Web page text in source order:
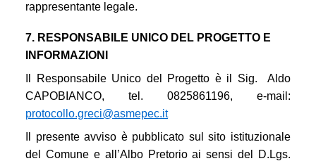
rappresentante legale.
7. RESPONSABILE UNICO DEL PROGETTO E
INFORMAZIONI
Il Responsabile Unico del Progetto è il Sig.
Aldo
CAPOBIANCO, tel. 0825861196, e-mail:
protocollo.greci@asmepec.it
Il presente avviso è pubblicato sul sito istituzionale
del Comune e all’Albo Pretorio ai sensi del D.Lgs.